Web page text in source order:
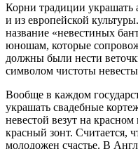
Корни традиции украшать
и из европейской
название «невестиных
юношам, которые
должны были нести
символом чистоты
Вообще в каждом
украшать свадебные
невестой везут на
красный зонт. Считается,
молодожен счастье. В